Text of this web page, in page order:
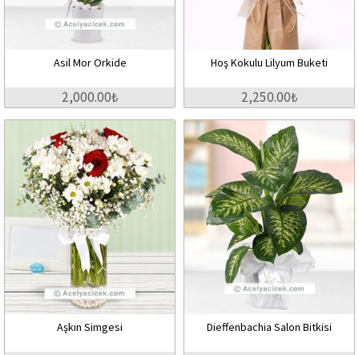
Asil Mor Orkide
2,000.00₺
Hoş Kokulu Lilyum Buketi
2,250.00₺
Aşkın Simgesi Dieffenbachia Salon Bitkisi